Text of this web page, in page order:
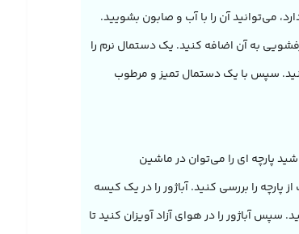
می‌توانید آن را با آب و صابون بشویید.
به آن اضافه کنید. یک دستمال نرم را
سپس با یک دستمال تمیز و مرطوب
شید پارچه ای را می‌توان در ماشین
را بررسی کنید. آباژور را در یک کیسه
آباژور را در هوای آزاد آویزان کنید تا